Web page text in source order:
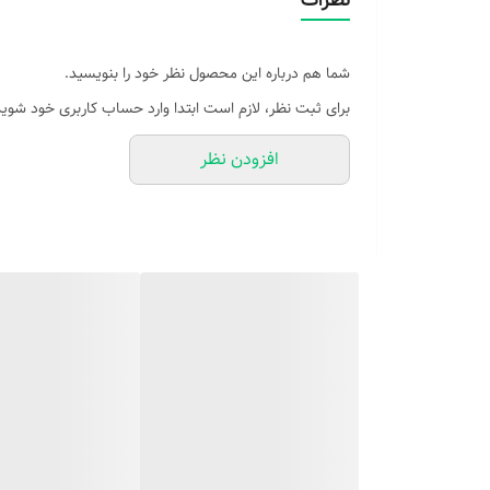
شما هم درباره این محصول نظر خود را بنویسید.
برای ثبت نظر، لازم است ابتدا وارد حساب کاربری خود
افزودن نظر